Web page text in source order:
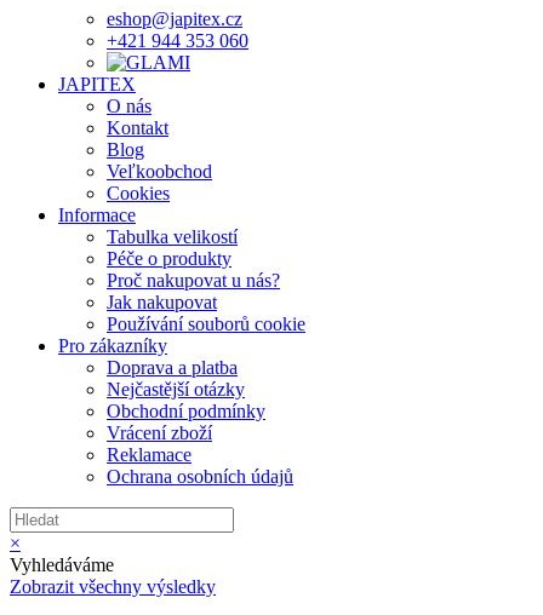
eshop@japitex.cz
+421 944 353 060
JAPITEX
O nás
Kontakt
Blog
Veľkoobchod
Cookies
Informace
Tabulka velikostí
Péče o produkty
Proč nakupovat u nás?
Jak nakupovat
Používání souborů cookie
Pro zákazníky
Doprava a platba
Nejčastější otázky
Obchodní podmínky
Vrácení zboží
Reklamace
Ochrana osobních údajů
×
Vyhledáváme
Zobrazit všechny výsledky